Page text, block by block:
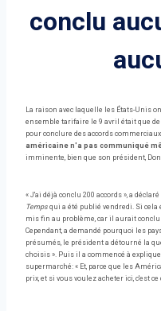
conclu
La raison avec laquelle les États-Unis
ensemble tarifaire le 9 avril était que
pour conclure des accords
américaine n'a pas communiqué
imminente, bien que son président,
« J'ai déjà conclu 200 accords », a
Temps qui a été publié vendredi. Si
mis fin au problème, car il aurait conclu
Cependant, a demandé pourquoi les
présumés, le président a détourné la
choisis ». Puis il a commencé à
supermarché: « Et, parce que les
prix, et si vous voulez acheter ici, c'est ce